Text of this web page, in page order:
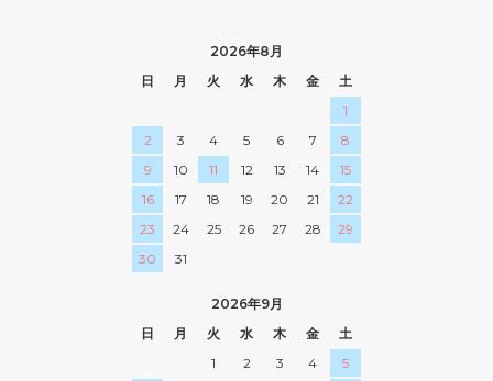
2026年8月
日
月 火 水 木 金
土
1
2
3 4 5 6 7
8
9
10 11 12 13 14
15
16
17 18 19 20 21
22
23
24 25 26 27 28
29
30
31
2026年9月
日
月 火 水 木 金
土
1
2 3 4
5